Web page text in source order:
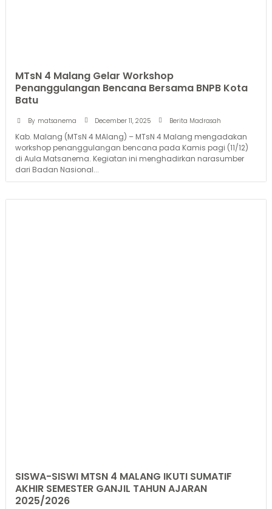
MTsN 4 Malang Gelar Workshop
Penanggulangan Bencana Bersama BNPB Kota
Batu
By matsanema December 11, 2025 Berita Madrasah
Kab. Malang (MTsN 4 MAlang) – MTsN 4 Malang mengadakan
workshop penanggulangan bencana pada Kamis pagi (11/12)
di Aula Matsanema. Kegiatan ini menghadirkan narasumber
dari Badan Nasional...
SISWA-SISWI MTSN 4 MALANG IKUTI SUMATIF
AKHIR SEMESTER GANJIL TAHUN AJARAN
2025/2026